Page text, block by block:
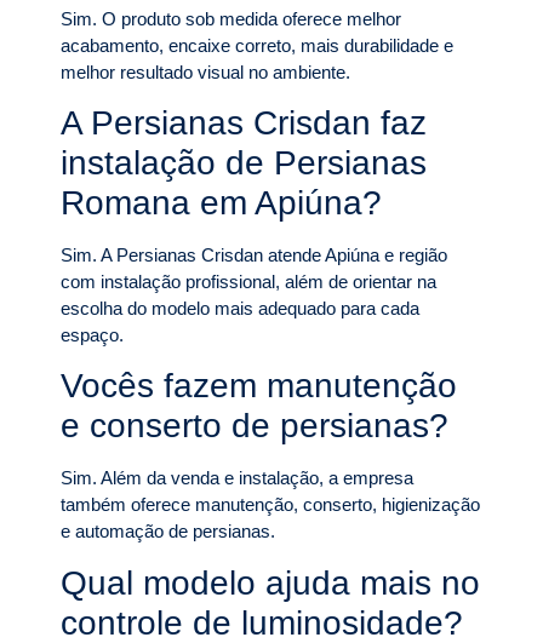
Sim. O produto sob medida oferece melhor
acabamento, encaixe correto, mais durabilidade e
melhor resultado visual no ambiente.
A Persianas Crisdan faz
instalação de Persianas
Romana em Apiúna?
Sim. A Persianas Crisdan atende Apiúna e região
com instalação profissional, além de orientar na
escolha do modelo mais adequado para cada
espaço.
Vocês fazem manutenção
e conserto de persianas?
Sim. Além da venda e instalação, a empresa
também oferece manutenção, conserto, higienização
e automação de persianas.
Qual modelo ajuda mais no
controle de luminosidade?